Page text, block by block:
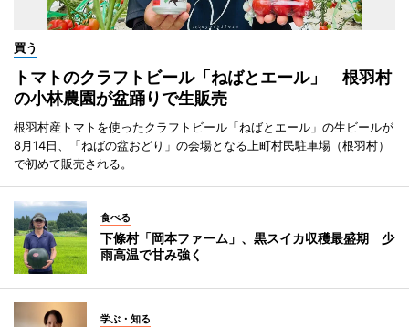
買う
トマトのクラフトビール「ねばとエール」 根羽村
の小林農園が盆踊りで生販売
根羽村産トマトを使ったクラフトビール「ねばとエール」の生ビールが
8月14日、「ねばの盆おどり」の会場となる上町村民駐車場（根羽村）
で初めて販売される。
食べる
下條村「岡本ファーム」、黒スイカ収穫最盛期 少
雨高温で甘み強く
学ぶ・知る